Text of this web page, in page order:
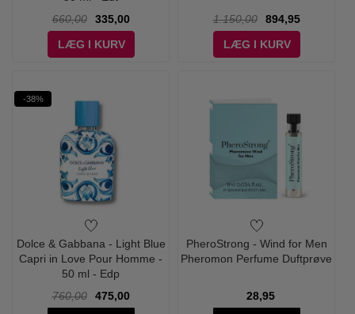
660,00
335,00
LÆG I KURV
1.150,00
894,95
LÆG I KURV
-38%
Dolce & Gabbana - Light Blue
Capri in Love Pour Homme -
50 ml - Edp
760,00
475,00
PheroStrong - Wind for Men
Pheromon Perfume Duftprøve
28,95